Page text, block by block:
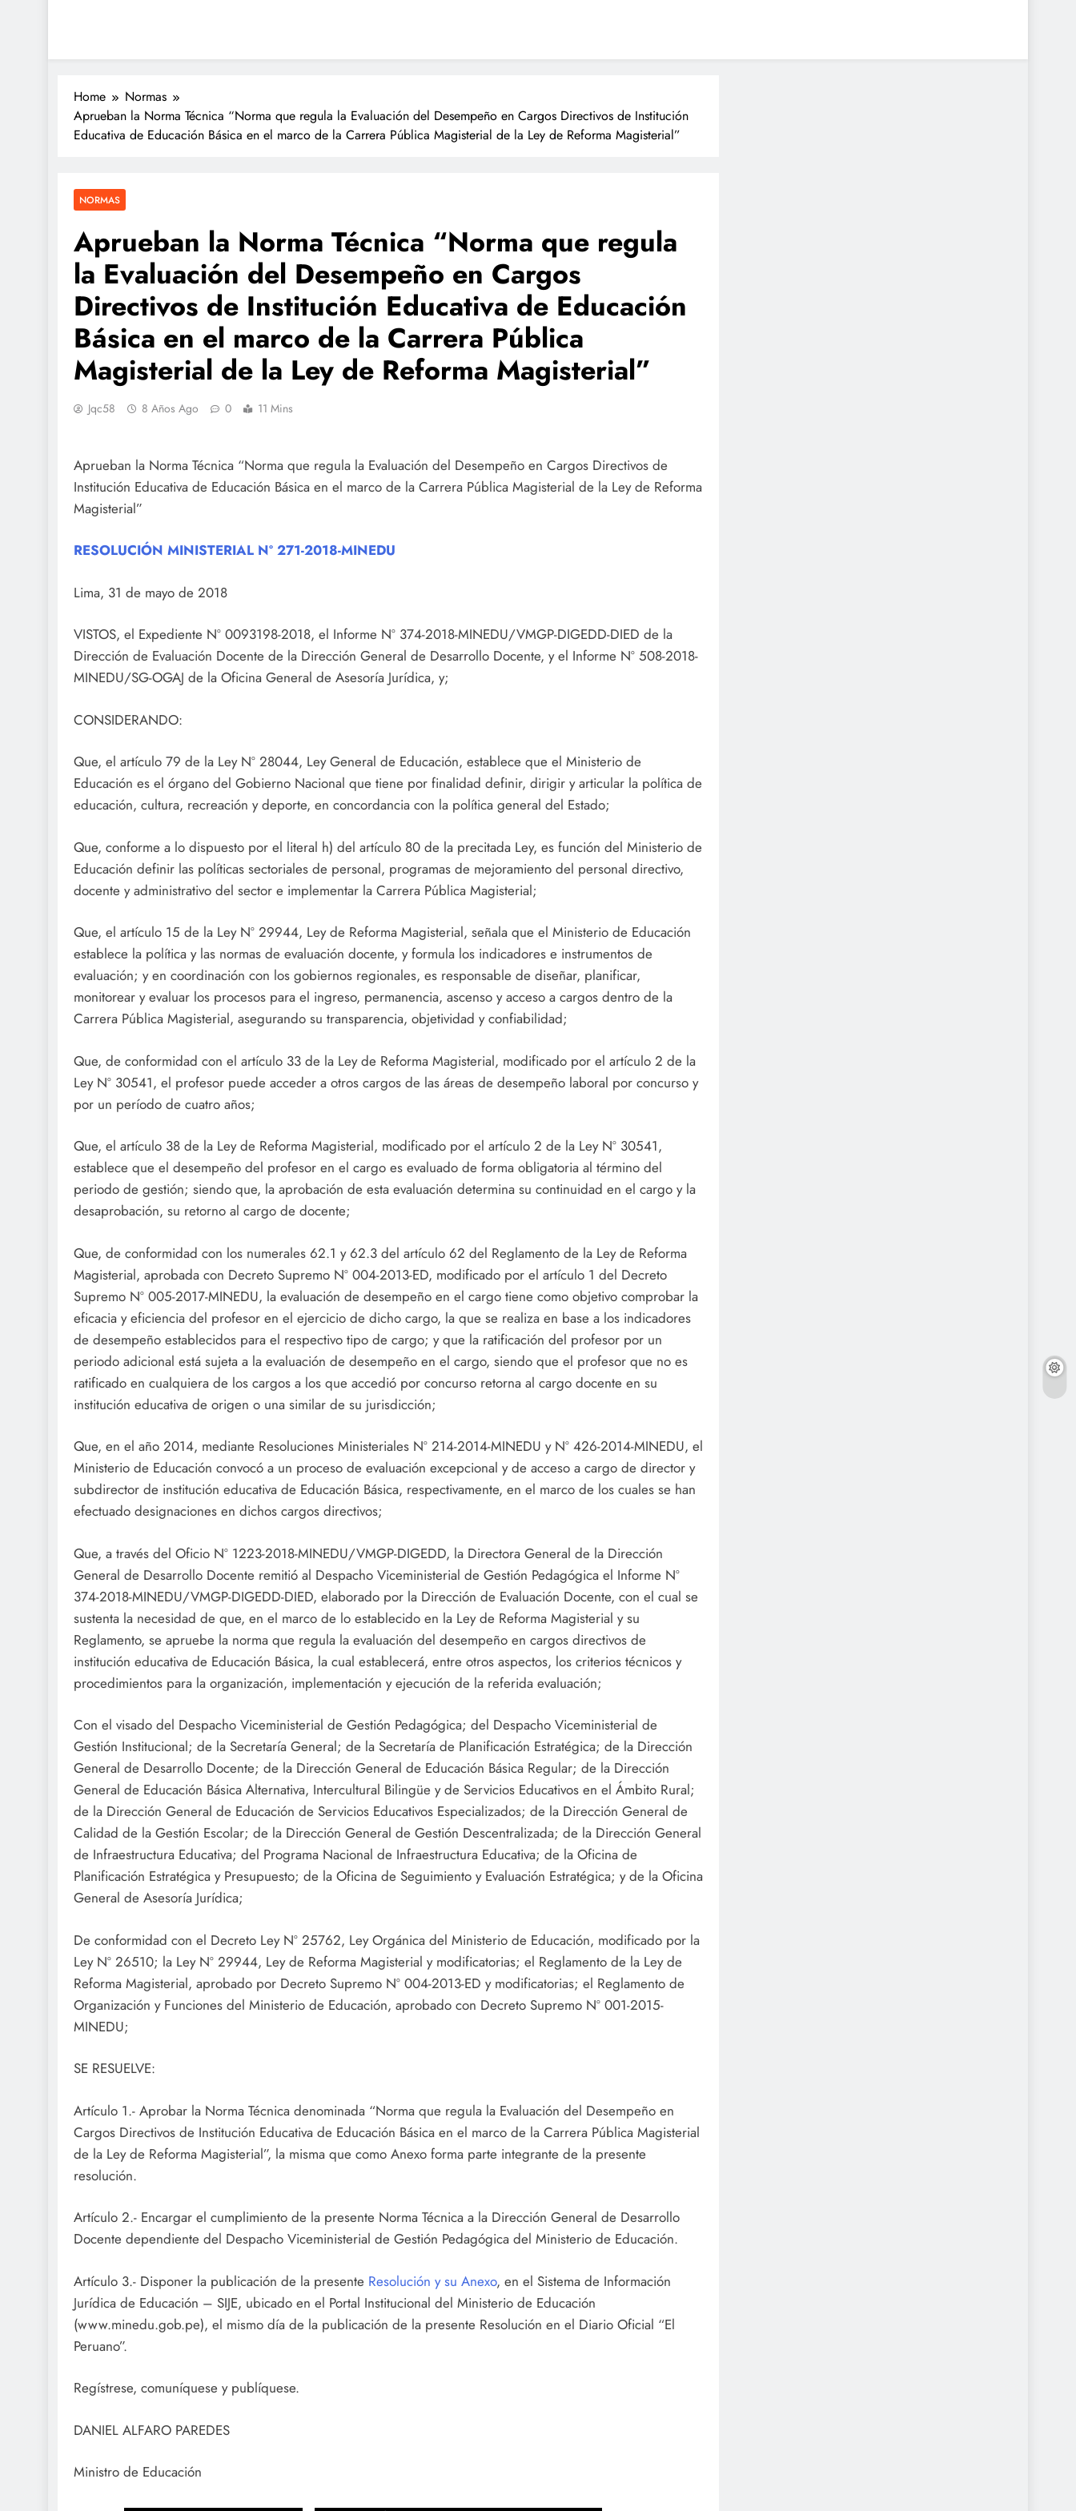
Home
Normas
Aprueban la Norma Técnica “Norma que regula la Evaluación del Desempeño en Cargos Directivos de Institución
Educativa de Educación Básica en el marco de la Carrera Pública Magisterial de la Ley de Reforma Magisterial”
NORMAS
Aprueban la Norma Técnica “Norma que regula
la Evaluación del Desempeño en Cargos
Directivos de Institución Educativa de Educación
Básica en el marco de la Carrera Pública
Magisterial de la Ley de Reforma Magisterial”
Jqc58 8 Años Ago 0 11 Mins
Aprueban la Norma Técnica “Norma que regula la Evaluación del Desempeño en Cargos Directivos de
Institución Educativa de Educación Básica en el marco de la Carrera Pública Magisterial de la Ley de Reforma
Magisterial”
RESOLUCIÓN MINISTERIAL Nº 271-2018-MINEDU
Lima, 31 de mayo de 2018
VISTOS, el Expediente Nº 0093198-2018, el Informe Nº 374-2018-MINEDU/VMGP-DIGEDD-DIED de la
Dirección de Evaluación Docente de la Dirección General de Desarrollo Docente, y el Informe Nº 508-2018-
MINEDU/SG-OGAJ de la Oficina General de Asesoría Jurídica, y;
CONSIDERANDO:
Que, el artículo 79 de la Ley Nº 28044, Ley General de Educación, establece que el Ministerio de
Educación es el órgano del Gobierno Nacional que tiene por finalidad definir, dirigir y articular la política de
educación, cultura, recreación y deporte, en concordancia con la política general del Estado;
Que, conforme a lo dispuesto por el literal h) del artículo 80 de la precitada Ley, es función del Ministerio de
Educación definir las políticas sectoriales de personal, programas de mejoramiento del personal directivo,
docente y administrativo del sector e implementar la Carrera Pública Magisterial;
Que, el artículo 15 de la Ley Nº 29944, Ley de Reforma Magisterial, señala que el Ministerio de Educación
establece la política y las normas de evaluación docente, y formula los indicadores e instrumentos de
evaluación; y en coordinación con los gobiernos regionales, es responsable de diseñar, planificar,
monitorear y evaluar los procesos para el ingreso, permanencia, ascenso y acceso a cargos dentro de la
Carrera Pública Magisterial, asegurando su transparencia, objetividad y confiabilidad;
Que, de conformidad con el artículo 33 de la Ley de Reforma Magisterial, modificado por el artículo 2 de la
Ley Nº 30541, el profesor puede acceder a otros cargos de las áreas de desempeño laboral por concurso y
por un período de cuatro años;
Que, el artículo 38 de la Ley de Reforma Magisterial, modificado por el artículo 2 de la Ley Nº 30541,
establece que el desempeño del profesor en el cargo es evaluado de forma obligatoria al término del
periodo de gestión; siendo que, la aprobación de esta evaluación determina su continuidad en el cargo y la
desaprobación, su retorno al cargo de docente;
Que, de conformidad con los numerales 62.1 y 62.3 del artículo 62 del Reglamento de la Ley de Reforma
Magisterial, aprobada con Decreto Supremo Nº 004-2013-ED, modificado por el artículo 1 del Decreto
Supremo Nº 005-2017-MINEDU, la evaluación de desempeño en el cargo tiene como objetivo comprobar la
eficacia y eficiencia del profesor en el ejercicio de dicho cargo, la que se realiza en base a los indicadores
de desempeño establecidos para el respectivo tipo de cargo; y que la ratificación del profesor por un
periodo adicional está sujeta a la evaluación de desempeño en el cargo, siendo que el profesor que no es
ratificado en cualquiera de los cargos a los que accedió por concurso retorna al cargo docente en su
institución educativa de origen o una similar de su jurisdicción;
Que, en el año 2014, mediante Resoluciones Ministeriales Nº 214-2014-MINEDU y Nº 426-2014-MINEDU, el
Ministerio de Educación convocó a un proceso de evaluación excepcional y de acceso a cargo de director y
subdirector de institución educativa de Educación Básica, respectivamente, en el marco de los cuales se han
efectuado designaciones en dichos cargos directivos;
Que, a través del Oficio Nº 1223-2018-MINEDU/VMGP-DIGEDD, la Directora General de la Dirección
General de Desarrollo Docente remitió al Despacho Viceministerial de Gestión Pedagógica el Informe Nº
374-2018-MINEDU/VMGP-DIGEDD-DIED, elaborado por la Dirección de Evaluación Docente, con el cual se
sustenta la necesidad de que, en el marco de lo establecido en la Ley de Reforma Magisterial y su
Reglamento, se apruebe la norma que regula la evaluación del desempeño en cargos directivos de
institución educativa de Educación Básica, la cual establecerá, entre otros aspectos, los criterios técnicos y
procedimientos para la organización, implementación y ejecución de la referida evaluación;
Con el visado del Despacho Viceministerial de Gestión Pedagógica; del Despacho Viceministerial de
Gestión Institucional; de la Secretaría General; de la Secretaría de Planificación Estratégica; de la Dirección
General de Desarrollo Docente; de la Dirección General de Educación Básica Regular; de la Dirección
General de Educación Básica Alternativa, Intercultural Bilingüe y de Servicios Educativos en el Ámbito Rural;
de la Dirección General de Educación de Servicios Educativos Especializados; de la Dirección General de
Calidad de la Gestión Escolar; de la Dirección General de Gestión Descentralizada; de la Dirección General
de Infraestructura Educativa; del Programa Nacional de Infraestructura Educativa; de la Oficina de
Planificación Estratégica y Presupuesto; de la Oficina de Seguimiento y Evaluación Estratégica; y de la Oficina
General de Asesoría Jurídica;
De conformidad con el Decreto Ley Nº 25762, Ley Orgánica del Ministerio de Educación, modificado por la
Ley Nº 26510; la Ley Nº 29944, Ley de Reforma Magisterial y modificatorias; el Reglamento de la Ley de
Reforma Magisterial, aprobado por Decreto Supremo Nº 004-2013-ED y modificatorias; el Reglamento de
Organización y Funciones del Ministerio de Educación, aprobado con Decreto Supremo Nº 001-2015-
MINEDU;
SE RESUELVE:
Artículo 1.- Aprobar la Norma Técnica denominada “Norma que regula la Evaluación del Desempeño en
Cargos Directivos de Institución Educativa de Educación Básica en el marco de la Carrera Pública Magisterial
de la Ley de Reforma Magisterial”, la misma que como Anexo forma parte integrante de la presente
resolución.
Artículo 2.- Encargar el cumplimiento de la presente Norma Técnica a la Dirección General de Desarrollo
Docente dependiente del Despacho Viceministerial de Gestión Pedagógica del Ministerio de Educación.
Artículo 3.- Disponer la publicación de la presente Resolución y su Anexo, en el Sistema de Información
Jurídica de Educación – SIJE, ubicado en el Portal Institucional del Ministerio de Educación
(www.minedu.gob.pe), el mismo día de la publicación de la presente Resolución en el Diario Oficial “El
Peruano”.
Regístrese, comuníquese y publíquese.
DANIEL ALFARO PAREDES
Ministro de Educación